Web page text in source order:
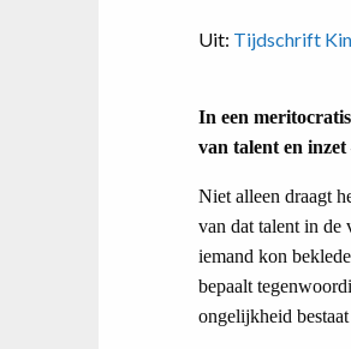
Uit: Tijdschrift
In een
van talent en
Niet alleen draagt
van dat talent in de
iemand kon
bepaalt
ongelijkheid